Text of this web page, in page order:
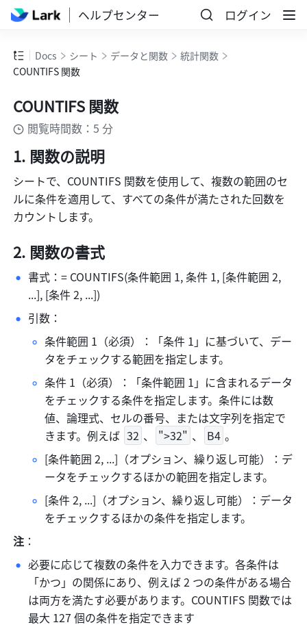
ヘルプセンター ログイン
Docs シート データと関数
統計関数
COUNTIFS 関数
COUNTIFS 関数
閲覧時間数：5 分
関数の説明
シートで、COUNTIFS 関数を使用して、複数の範囲のセ
ルに条件を適用して、すべての条件が満たされた回数を
カウントします。
関数の書式
書式：= COUNTIFS(条件範囲 1, 条件 1, [条件範囲 2,
...], [条件 2, ...])
引数：
条件範囲 1（必須）：「条件 1」に基づいて、デー
タをチェックする範囲を指定します。
条件 1（必須）：「条件範囲 1」に含まれるデータ
をチェックする条件を指定します。条件には数
値、論理式、セルの番号、または文字列を指定で
きます。例えば 32 、 ">32" 、 B4 。
[条件範囲 2, ...]（オプション、繰り返し可能）：デ
ータをチェックするほかの範囲を指定します。
[条件 2, ...]（オプション、繰り返し可能）：データ
をチェックするほかの条件を指定します。
注 ：
必要に応じて複数の条件を入力できます。各条件は
「かつ」の関係にあり、例えば 2 つの条件がある場合
は両方を満たす必要があります。COUNTIFS 関数では
最大 127 個の条件を指定できます